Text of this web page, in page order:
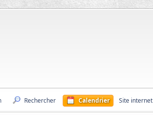
Rechercher Calendrier Site internet